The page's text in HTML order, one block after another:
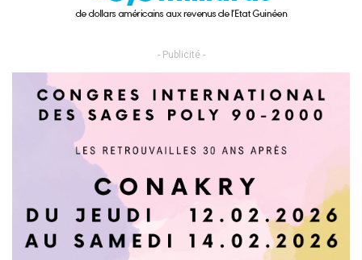
- Publicité -